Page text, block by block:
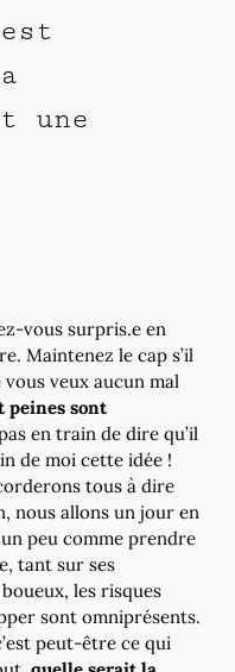
une
vous surpris.e en
Maintenez le cap s’il
veux aucun mal
peines sont
en train de dire qu’il
de moi cette idée !
tous à dire
nous allons un jour en
peu comme prendre
tant sur ses
les risques
sont omniprésents.
peut-être ce qui